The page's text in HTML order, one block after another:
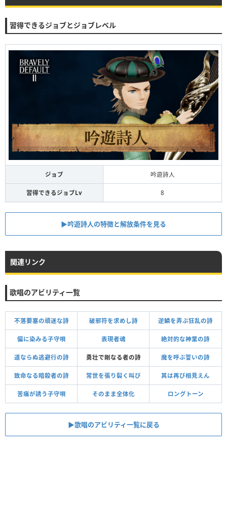
習得できるジョブとジョブレベル
ジョブ 吟遊詩人
習得できるジョブLv 8
▶︎吟遊詩人の特徴と解放条件を見る
関連リンク
歌唱のアビリティ一覧
不落要塞の頑迷な詩 破邪符を求めし詩 逆鱗を弄ぶ狂乱の詩
偏に染みる子守唄 表現者魂 絶対的な神業の詩
道ならぬ逃避行の詩 勇壮で剛なる者の詩 魔を呼ぶ誓いの詩
致命なる暗殺者の詩 常世を張り裂く叫び 其は再び相見えん
苦痛が誘う子守唄 そのまま全体化 ロングトーン
▶︎歌唱のアビリティ一覧に戻る